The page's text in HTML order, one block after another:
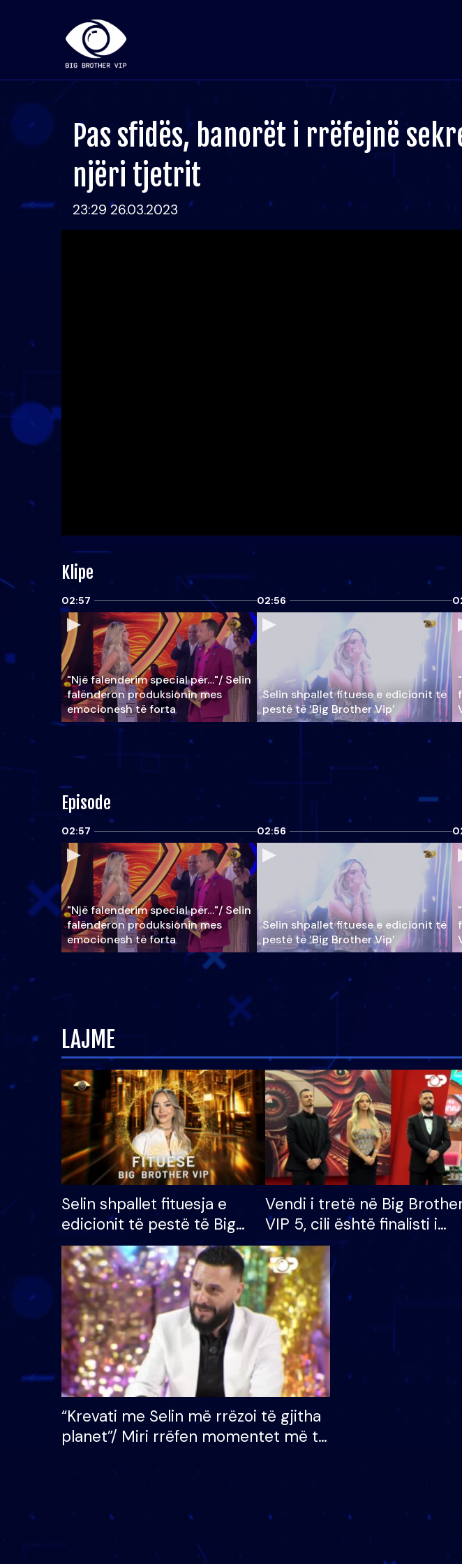
Pas sfidës, banorët i rrëfejnë
njëri tjetrit
23:29 26.03.2023
Klipe
02:57
"Një falenderim special për…"/ Selin
falënderon produksionin mes
emocionesh të forta
02:56
Selin shpallet fituese e edicionit të
pestë të ‘Big Brother Vip’
Episode
02:57
"Një falenderim special për…"/ Selin
falënderon produksionin mes
emocionesh të forta
02:56
Selin shpallet fituese e edicionit të
pestë të ‘Big Brother Vip’
LAJME
Selin shpallet fituesja e
edicionit të pestë të Big
Brother VIP, rrëmben
çmimin e madh prej 100
mijë eurosh
Vendi i tretë në Big
VIP 5, cili është finalisti i
radhës që lë shtëpinë
“Krevati me Selin më rrëzoi të gjitha
planet”/ Miri rrëfen momentet më të
mungojë zilja e mëngjesit kur…